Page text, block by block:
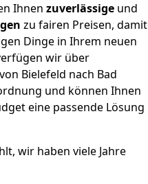
Ihnen zuverlässige und
zu fairen Preisen, damit
Dinge in Ihrem neuen
wir über
Bielefeld nach Bad
und können Ihnen
eine passende Lösung
wir haben viele Jahre